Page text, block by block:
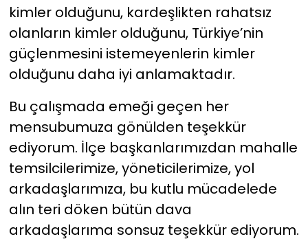
kimler olduğunu, kardeşlikten rahatsız
olanların kimler olduğunu, Türkiye’nin
güçlenmesini istemeyenlerin kimler
olduğunu daha iyi anlamaktadır.
Bu çalışmada emeği geçen her
mensubumuza gönülden teşekkür
ediyorum. İlçe başkanlarımızdan mahalle
temsilcilerimize, yöneticilerimize, yol
arkadaşlarımıza, bu kutlu mücadelede
alın teri döken bütün dava
arkadaşlarıma sonsuz teşekkür ediyorum.